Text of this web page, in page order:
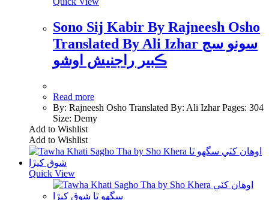
Sono Sij Kabir By Rajneesh Osho
Translated By Ali Izhar سونو سج
ڪبير راجنيش اوشو
Read more
By: Rajneesh Osho Translated By: Ali Izhar Pages: 304
Size: Demy
Add to Wishlist
Add to Wishlist
Quick View